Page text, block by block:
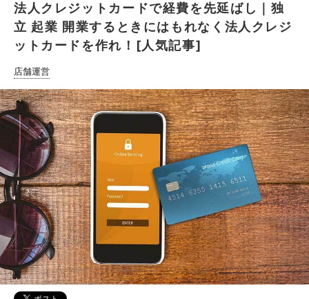
法人クレジットカードで経費を先延ばし｜独
立 起業 開業するときにはもれなく法人クレジ
ットカードを作れ！[人気記事]
店舗運営